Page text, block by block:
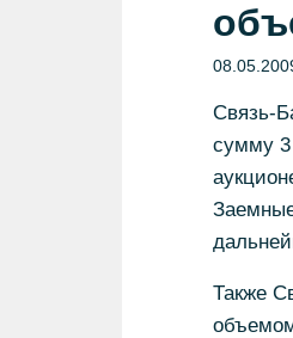
Связь-
сумму 3
Также